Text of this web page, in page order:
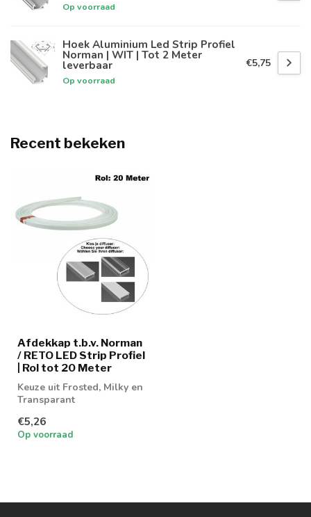
Op voorraad
Hoek Aluminium Led Strip Profiel
Norman | WIT | Tot 2 Meter
leverbaar
Op voorraad
€5,75
Recent bekeken
Afdekkap t.b.v. Norman
/ RETO LED Strip Profiel
| Rol tot 20 Meter
Keuze uit Frosted, Milky en
Transparant
€5,26
Op voorraad